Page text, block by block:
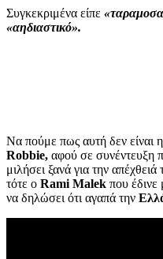
Συγκεκριμένα είπε
«αηδιαστικό».
Να πούμε πως αυτή δεν είναι
Robbie, αφού σε συνέντευξη
μιλήσει ξανά για την
τότε ο Rami Malek που έδινε
να δηλώσει ότι αγαπά την